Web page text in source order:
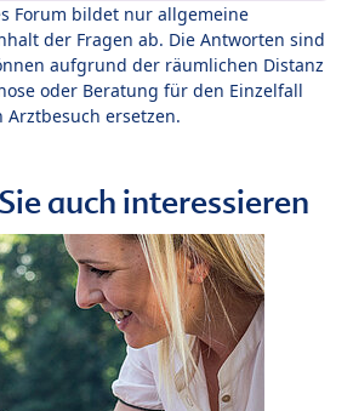
Forum bildet nur allgemeine
der Fragen ab. Die Antworten sind
aufgrund der räumlichen Distanz
oder Beratung für den Einzelfall
ersetzen.
auch interessieren